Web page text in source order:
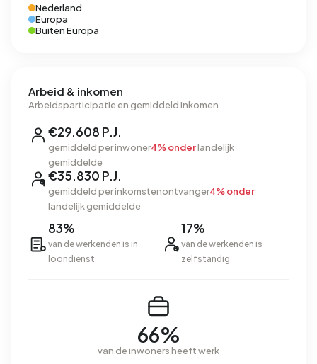
Nederland
Europa
Buiten Europa
Arbeid & inkomen
Arbeidsparticipatie en gemiddeld inkomen
€29.608 P.J.
gemiddeld per inwoner4% onderlandelijk
gemiddelde
€35.830 P.J.
gemiddeld per inkomstenontvanger4% onder
landelijk gemiddelde
83%
van de werkenden is in
loondienst
17%
van de werkenden is
zelfstandig
66%
van de inwoners heeft werk